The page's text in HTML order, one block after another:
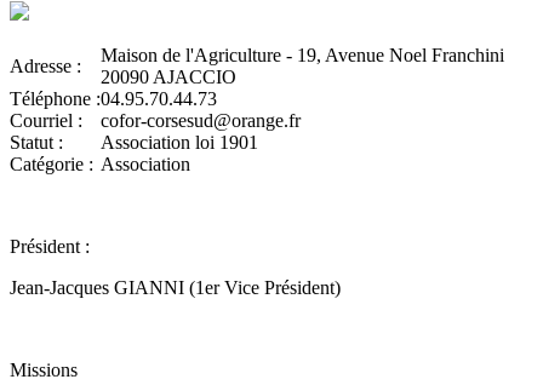
Adresse :
Maison de l'Agriculture - 19, Avenue Noel Franchini
20090 AJACCIO
Téléphone :04.95.70.44.73
Courriel :
cofor-corsesud@orange.fr
Statut :
Association loi 1901
Catégorie : Association
Président :
Jean-Jacques GIANNI (1er Vice Président)
Missions